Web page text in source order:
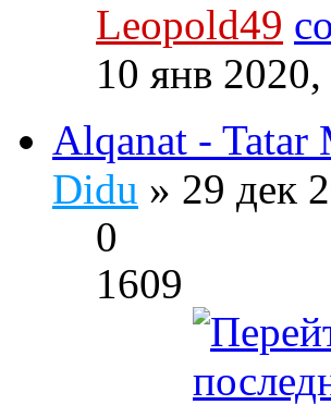
Leopold49
10 янв
Alqanat - Tatar
Didu » 29 дек
0
1609